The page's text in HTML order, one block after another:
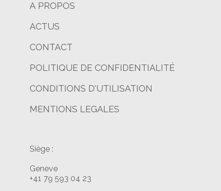
A PROPOS
ACTUS
CONTACT
POLITIQUE DE CONFIDENTIALITÉ
CONDITIONS D'UTILISATION
MENTIONS LEGALES
Siège :
Geneve
+41 79 593 04 23